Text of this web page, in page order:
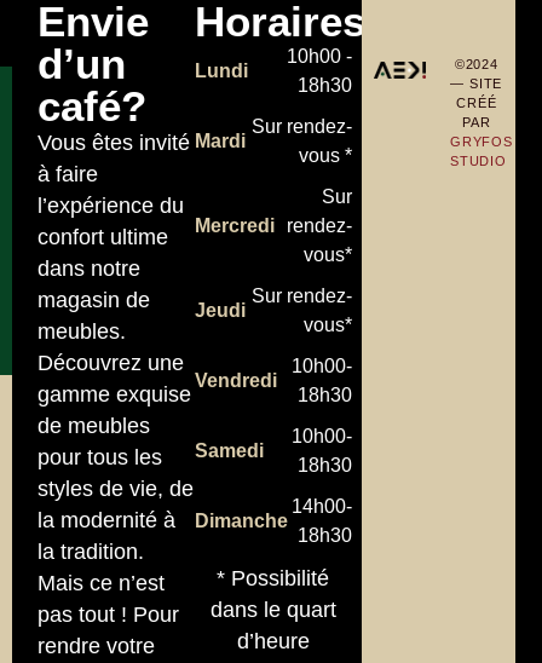
Envie
d’un
café?
Vous êtes invité
à faire
l’expérience du
confort ultime
dans notre
magasin de
meubles.
Découvrez une
gamme exquise
de meubles
pour tous les
styles de vie, de
la modernité à
la tradition.
Mais ce n’est
pas tout ! Pour
rendre votre
Horaires
Lundi
10h00 -
18h30
Mardi
Sur rendez-
vous *
Mercredi
Sur
rendez-
vous*
Jeudi
Sur rendez-
vous*
Vendredi
10h00-
18h30
Samedi
10h00-
18h30
Dimanche
14h00-
18h30
* Possibilité
dans le quart
d’heure
©2024
— SITE
CRÉÉ
PAR
GRYFOS
STUDIO